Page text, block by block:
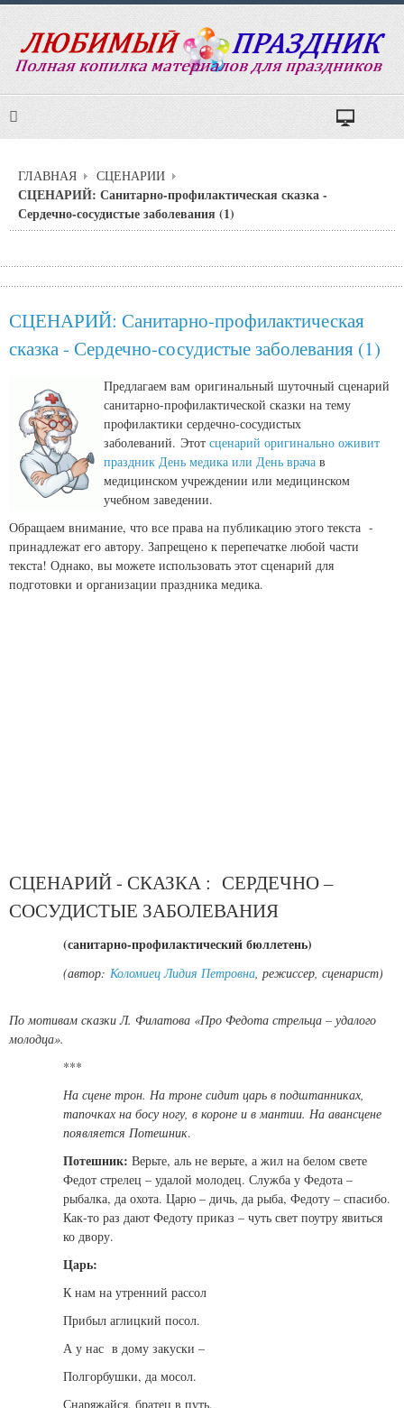
ГЛАВНАЯ СЦЕНАРИИ
СЦЕНАРИЙ: Санитарно-профилактическая сказка -
Сердечно-сосудистые заболевания (1)
СЦЕНАРИЙ: Санитарно-профилактическая
сказка - Сердечно-сосудистые заболевания (1)
Предлагаем вам оригинальный шуточный сценарий
санитарно-профилактической сказки на тему
профилактики сердечно-сосудистых
заболеваний. Этот сценарий оригинально оживит
праздник День медика или День врача в
медицинском учреждении или медицинском
учебном заведении.
Обращаем внимание, что все права на публикацию этого текста -
принадлежат его автору. Запрещено к перепечатке любой части
текста! Однако, вы можете использовать этот сценарий для
подготовки и организации праздника медика.
СЦЕНАРИЙ - СКАЗКА : СЕРДЕЧНО –
СОСУДИСТЫЕ ЗАБОЛЕВАНИЯ
(санитарно-профилактический бюллетень)
(автор: Коломиец Лидия Петровна, режиссер, сценарист)
По мотивам сказки Л. Филатова «Про Федота стрельца – удалого
молодца».
***
На сцене трон. На троне сидит царь в подштанниках,
тапочках на босу ногу, в короне и в мантии. На авансцене
появляется Потешник.
Потешник: Верьте, аль не верьте, а жил на белом свете
Федот стрелец – удалой молодец. Служба у Федота –
рыбалка, да охота. Царю – дичь, да рыба, Федоту – спасибо.
Как-то раз дают Федоту приказ – чуть свет поутру явиться
ко двору.
Царь:
К нам на утренний рассол
Прибыл аглицкий посол.
А у нас в дому закуски –
Полгорбушки, да мосол.
Снаряжайся, братец в путь,